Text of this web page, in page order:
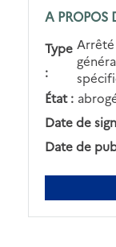
A
Type
:
État :
Date de
Date de